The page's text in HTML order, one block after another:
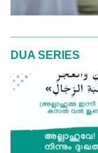
DUA SERIES